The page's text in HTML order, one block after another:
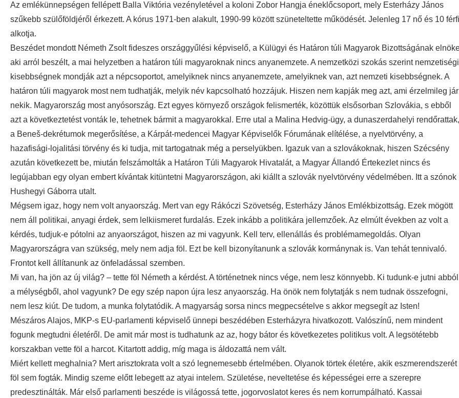
Az emlékünnepségen fellépett Balla Viktória vezényletével a koloni Zobor Hangja éneklőcsoport, mely Esterházy János
szűkebb szülőföldjéről érkezett. A kórus 1971-ben alakult, 1990-99 között szüneteltette működését. Jelenleg 17 nő és 10 férfi
alkotja.
Beszédet mondott Németh Zsolt fideszes országgyűlési képviselő, a Külügyi és Határon túli Magyarok Bizottságának
aki arról beszélt, a mai helyzetben a határon túli magyaroknak nincs anyanemzete. A nemzetközi szokás szerint nemzetiségi
kisebbségnek mondják azt a népcsoportot, amelyiknek nincs anyanemzete, amelyiknek van, azt nemzeti kisebbségnek. A
határon túli magyarok most nem tudhatják, melyik név kapcsolható hozzájuk. Hiszen nem kapják meg azt, ami érzelmileg jár
nekik. Magyarország most anyósország. Ezt egyes környező országok felismerték, közöttük elsősorban Szlovákia, s ebből
azt a következtetést vonták le, tehetnek bármit a magyarokkal. Erre utal a Malina Hedvig-ügy, a dunaszerdahelyi rendőrattak,
a Beneš-dekrétumok megerősítése, a Kárpát-medencei Magyar Képviselők Fórumának elítélése, a nyelvtörvény, a
hazafisági-lojalitási törvény és ki tudja, mit tartogatnak még a perselyükben. Igazuk van a szlovákoknak, hiszen Szécsény
azután következett be, miután felszámolták a Határon Túli Magyarok Hivatalát, a Magyar Állandó Értekezlet nincs és
legújabban egy olyan embert kívántak kitüntetni Magyarországon, aki kiállt a szlovák nyelvtörvény védelmében. Itt a szónok
Hushegyi Gáborra utalt.
Mégsem igaz, hogy nem volt anyaország. Mert van egy Rákóczi Szövetség, Esterházy János Emlékbizottság. Ezek mögött
nem áll politikai, anyagi érdek, sem lelkiismeret furdalás. Ezek inkább a politikára jellemzőek. Az elmúlt években az volt a
kérdés, tudjuk-e pótolni az anyaországot, hiszen az mi vagyunk. Kell terv, ellenállás és problémamegoldás. Olyan
Magyarországra van szükség, mely nem adja föl. Ezt be kell bizonyítanunk a szlovák kormánynak is. Van tehát tennivaló.
Frontot kell állítanunk az önfeladással szemben.
Mi van, ha jön az új világ? – tette föl Németh a kérdést. A történetnek nincs vége, nem lesz könnyebb. Ki tudunk-e jutni abból
a mélységből, ahol vagyunk? De egy szép napon újra lesz anyaország. Ha önök nem folytatják s nem tudnak összefogni,
nem lesz kiút. De tudom, a munka folytatódik. A magyarság sorsa nincs megpecsételve s akkor megsegít az Isten!
Mészáros Alajos, MKP-s EU-parlamenti képviselő ünnepi beszédében Esterházyra hivatkozott. Valószínű, nem mindent
fogunk megtudni életéről. De amit már most is tudhatunk az az, hogy bátor és következetes politikus volt. A legsötétebb
korszakban vette föl a harcot. Kitartott addig, míg maga is áldozattá nem vált.
Miért kellett meghalnia? Mert arisztokrata volt a szó legnemesebb értelmében. Olyanok törtek életére, akik eszmerendszerét
föl sem fogták. Mindig szeme előtt lebegett az atyai intelem. Születése, neveltetése és képességei erre a szerepre
predesztinálták. Már első parlamenti beszéde is világossá tette, jogorvoslatot keres és nem korrumpálható. Kassai